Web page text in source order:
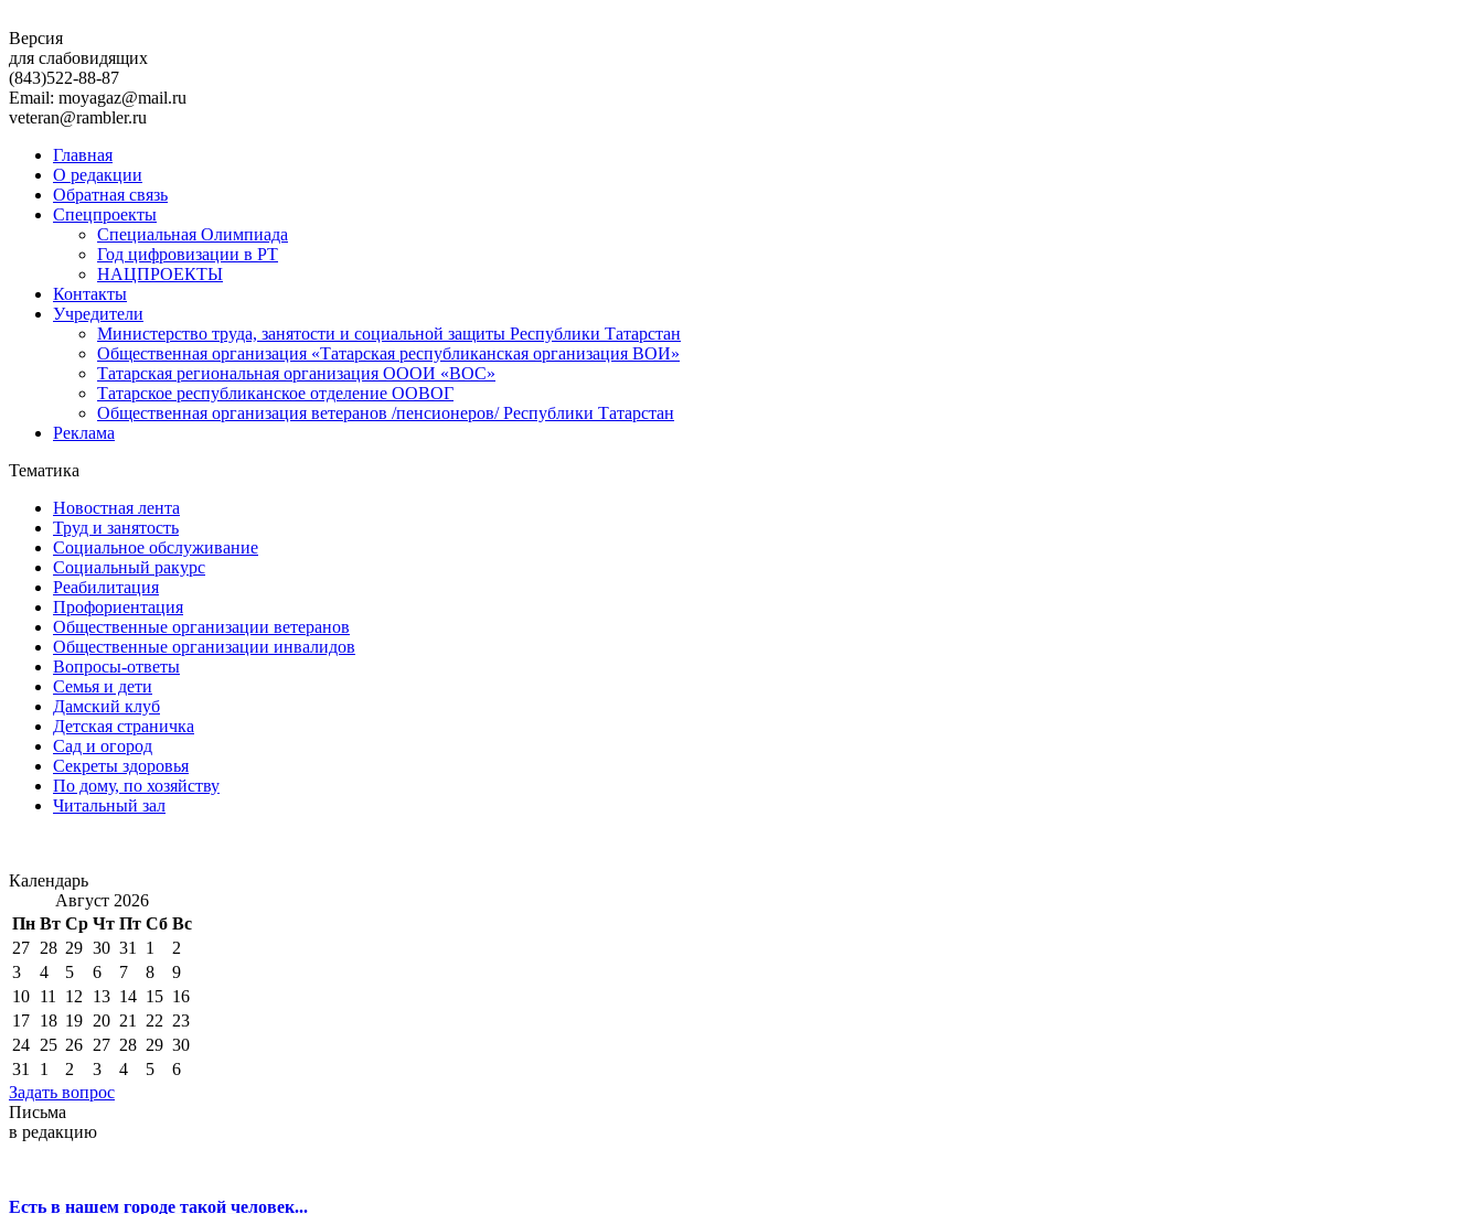
Версия
для слабовидящих
(843)522-88-87
Email: moyagaz@mail.ru
veteran@rambler.ru
Главная
О редакции
Обратная связь
Спецпроекты
Специальная Олимпиада
Год цифровизации в РТ
НАЦПРОЕКТЫ
Контакты
Учредители
Министерство труда, занятости и социальной защиты Республики Татарстан
Общественная организация «Татарская республиканская организация ВОИ»
Татарская региональная организация ОООИ «ВОС»
Татарское республиканское отделение ООВОГ
Общественная организация ветеранов /пенсионеров/ Республики Татарстан
Реклама
Тематика
Новостная лента
Труд и занятость
Социальное обслуживание
Социальный ракурс
Реабилитация
Профориентация
Общественные организации ветеранов
Общественные организации инвалидов
Вопросы-ответы
Семья и дети
Дамский клуб
Детская страничка
Сад и огород
Секреты здоровья
По дому, по хозяйству
Читальный зал
Календарь
Август 2026
Пн Вт Ср Чт Пт Сб Вс
27 28 29 30 31 1
2
3
4 5 6 7 8
9
10 11 12 13 14 15 16
17 18 19 20 21 22 23
24 25 26 27 28 29 30
31
1 2 3 4 5
6
Задать вопрос
Письма
в редакцию
Есть в нашем городе такой человек...